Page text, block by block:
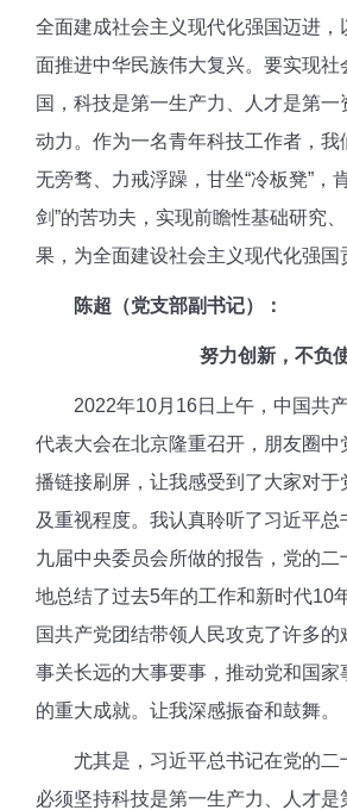
全面建成社会主义现代化强国迈进，
面推进中华民族伟大复兴。要实现社
国， 科技是第一生产力、人才是第一
动力。 作为一名青年科技工作者，我
无旁骛、力戒浮躁，甘坐“冷板凳”，
剑”的苦功夫，实现前瞻性基础研究
果 ，为全面建设社会主义现代化强国
陈超（党支部副书记）：
努力创新，不负
2022年10月16日上午，中国共
代表大会在北京隆重召开，朋友圈中
播链接刷屏，让我感受到了大家对于
及重视程度。我认真聆听了习近平总
九届中央委员会所做的报告 ，党的
地总结了过去5年的工作和新时代10
国共产党团结带领人民攻克了许多的
事关长远的大事要事，推动党和国家
的重大成就。让我深感振奋和鼓舞。
尤其是，习近平总书记在党的二
必须坚持科技是第一生产力、人才是